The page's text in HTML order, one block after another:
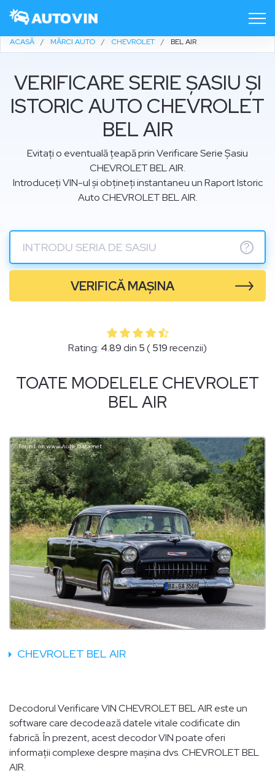
ACASĂ MĂRCI AUTO CHEVROLET BEL AIR
VERIFICARE SERIE ȘASIU ȘI
ISTORIC AUTO CHEVROLET
BEL AIR
Evitați o eventuală țeapă prin Verificare Serie Șasiu
CHEVROLET BEL AIR.
Introduceți VIN-ul și obțineți instantaneu un Raport Istoric
Auto CHEVROLET BEL AIR.
?
VERIFICĂ MAȘINA
Rating: 4.89 din 5(519recenzii)
TOATE MODELELE CHEVROLET
BEL AIR
CHEVROLET BEL AIR
Decodorul Verificare VIN CHEVROLET BEL AIR este un
software care decodează datele vitale codificate din
fabrică. În prezent, acest decodor VIN poate oferi
informații complexe despre mașina dvs. CHEVROLET BEL
AIR.